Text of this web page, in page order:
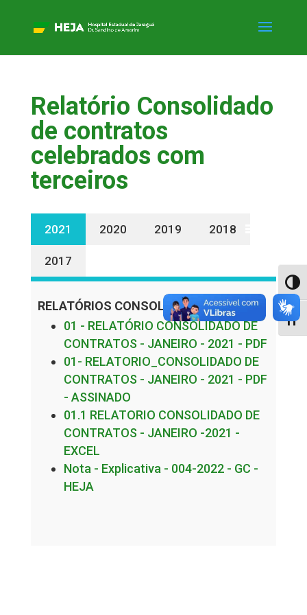
Relatório Consolidado
de contratos
celebrados com
terceiros
2021 2020 2019 2018
2017
RELATÓRIOS CONSOLIDADOS PDF
01 - RELATÓRIO CONSOLIDADO DE
CONTRATOS - JANEIRO - 2021 - PDF
01- RELATORIO_CONSOLIDADO DE
CONTRATOS - JANEIRO - 2021 - PDF
- ASSINADO
01.1 RELATORIO CONSOLIDADO DE
CONTRATOS - JANEIRO -2021 -
EXCEL
Nota - Explicativa - 004-2022 - GC -
HEJA